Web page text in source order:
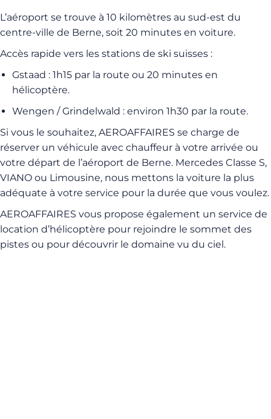
L’aéroport se trouve à 10 kilomètres au sud-est du
centre-ville de Berne, soit 20 minutes en voiture.
Accès rapide vers les stations de ski suisses :
Gstaad : 1h15 par la route ou 20 minutes en
hélicoptère.
Wengen / Grindelwald : environ 1h30 par la route.
Si vous le souhaitez, AEROAFFAIRES se charge de
réserver un véhicule avec chauffeur à votre arrivée ou
votre départ de l’aéroport de Berne. Mercedes Classe S,
VIANO ou Limousine, nous mettons la voiture la plus
adéquate à votre service pour la durée que vous voulez.
AEROAFFAIRES vous propose également un service de
location d’hélicoptère pour rejoindre le sommet des
pistes ou pour découvrir le domaine vu du ciel.